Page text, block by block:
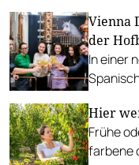
Vienna
der
In einer
Hier
Frühe
farbene